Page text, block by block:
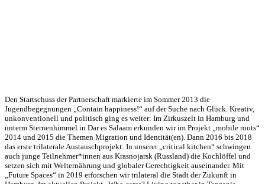
Den Startschuss der Partnerschaft markierte im Sommer 2013 die
Jugendbegegnungen „Contain happiness!“ auf der Suche nach Glück. Kreativ,
unkonventionell und politisch ging es weiter: Im Zirkuszelt in Hamburg und
unterm Sternenhimmel in Dar es Salaam erkunden wir im Projekt „mobile roots“
2014 und 2015 die Themen Migration und Identität(en). Dann 2016 bis 2018
das erste trilaterale Austauschprojekt: In unserer „critical kitchen“ schwingen
auch junge Teilnehmer*innen aus Krasnojarsk (Russland) die Kochlöffel und
setzen sich mit Welternährung und globaler Gerechtigkeit auseinander. Mit
„Future Spaces“ in 2019 erforschen wir trilateral die Stadt der Zukunft in